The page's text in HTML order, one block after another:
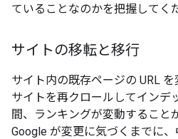
ていることなのかを把握してく
サイトの移転と移行
サイト内の既存ページの URL
サイトを再クロールしてインデ
間、ランキングが変動すること
Google が変更に気づくまでに